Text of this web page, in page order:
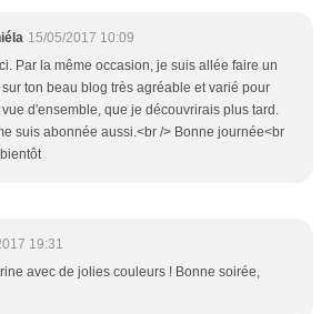
15/05/2017 10:09
Par la même occasion, je suis allée faire un
sur ton beau blog très agréable et varié pour
d'ensemble, que je découvrirais plus tard.
suis abonnée aussi.<br /> Bonne journée<br
19:31
avec de jolies couleurs ! Bonne soirée,